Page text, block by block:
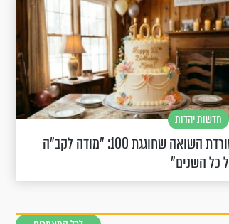
חדשות יהדות
שורדת השואה שחוגגת 100: "מודה לקב"ה
כל השנים"